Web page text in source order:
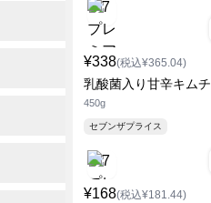
¥338(税込¥365.04)
乳酸菌入り甘辛キムチ
450g
セブンザプライス
¥168(税込¥181.44)